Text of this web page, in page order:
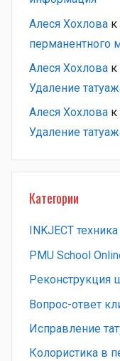
Алеся Хохлова к
перманентного
Алеся Хохлова к
Удаление
Алеся Хохлова к
Удаление
Категории
INKJECT техника
PMU School
Pеконструкция
Вопрос-ответ
Исправление
Колористика в